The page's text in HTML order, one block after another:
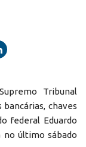
Tribunal
chaves
federal Eduardo
no último sábado